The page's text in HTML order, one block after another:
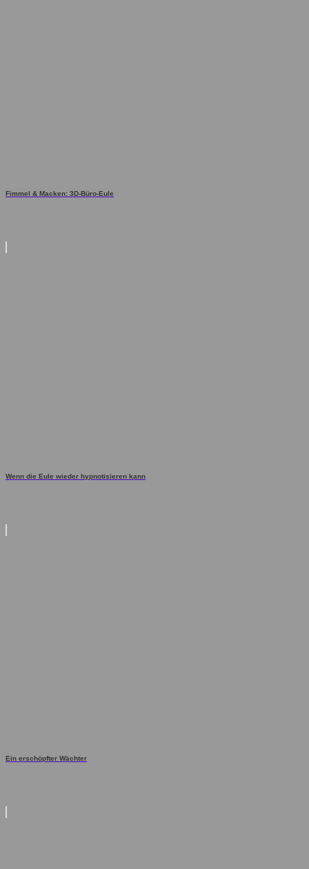
Fimmel & Macken: 3D-Büro-Eule
Wenn die Eule wieder hypnotisieren kann
Ein erschöpfter Wächter